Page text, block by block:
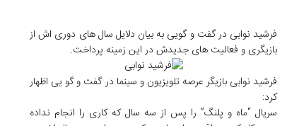
فرشید نوابی در گفت و گویی به بیان دلایل سال های دوری اش از
بازیگری و فعالیت های جدیدش در این زمینه پرداخت.
فرشید نوابی بازیگر عرصه تلویزیون و سینما در گفت و گو یی اظهار
کرد:
سریال “ماه و پلنگ” را پس از سه سال که کاری را انجام نداده